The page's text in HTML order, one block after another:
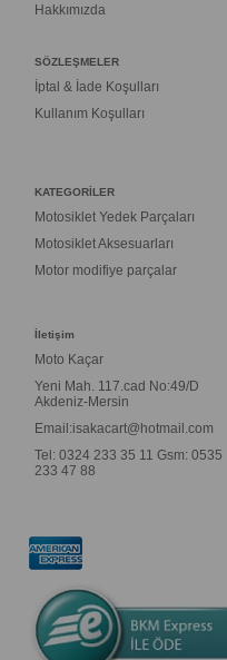
Hakkımızda
SÖZLEŞMELER
İptal & İade Koşulları
Kullanım Koşulları
KATEGORİLER
Motosiklet Yedek Parçaları
Motosiklet Aksesuarları
Motor modifiye parçalar
İletişim
Moto Kaçar
Yeni Mah. 117.cad No:49/D
Akdeniz-Mersin
Email:isakacart@hotmail.com
Tel: 0324 233 35 11 Gsm: 0535
233 47 88